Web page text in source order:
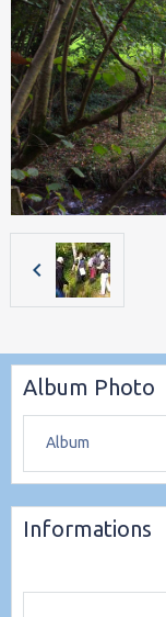
Album Photo
Album
Informations